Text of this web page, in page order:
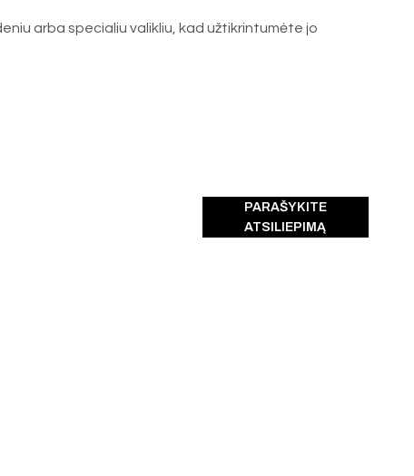
arba specialiu valikliu, kad užtikrintumėte jo
PARAŠYKITE
ATSILIEPIMĄ